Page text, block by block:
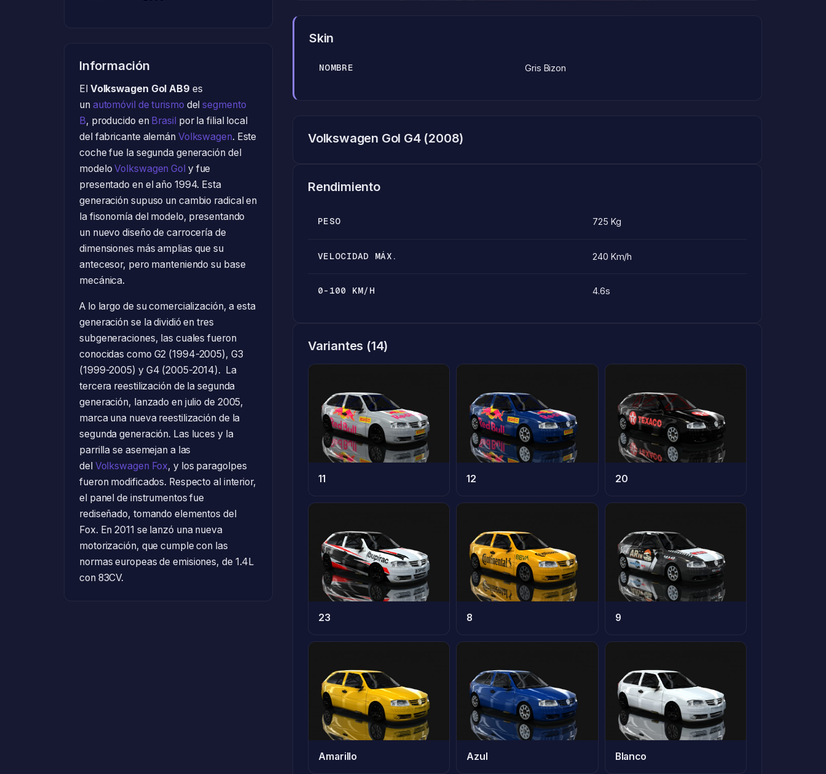
Información
El Volkswagen Gol AB9 es
un automóvil de turismo delsegmento
B, producido en Brasil por la filial local
del fabricante alemán Volkswagen. Este
coche fue la segunda generación del
modeloVolkswagen Gol y fue
presentado en el año 1994. Esta
generación supuso un cambio radical en
la fisonomía del modelo, presentando
un nuevo diseño de carrocería de
dimensiones más amplias que su
antecesor, pero manteniendo su base
mecánica.
A lo largo de su comercialización, a esta
generación se la dividió en tres
subgeneraciones, las cuales fueron
conocidas como G2 (1994-2005), G3
(1999-2005) y G4 (2005-2014). La
tercera reestilización de la segunda
generación, lanzado en julio de 2005,
marca una nueva reestilización de la
segunda generación. Las luces y la
parrilla se asemejan a las
del Volkswagen Fox, y los paragolpes
fueron modificados. Respecto al interior,
el panel de instrumentos fue
rediseñado, tomando elementos del
Fox. En 2011 se lanzó una nueva
motorización, que cumple con las
normas europeas de emisiones, de 1.4L
con 83CV.
Skin
NOMBRE Gris Bizon
Volkswagen Gol G4 (2008)
Rendimiento
PESO 725 Kg
VELOCIDAD MÁX. 240 Km/h
0-100 KM/H 4.6s
Variantes (14)
11 12 20
23 8 9
Amarillo Azul Blanco